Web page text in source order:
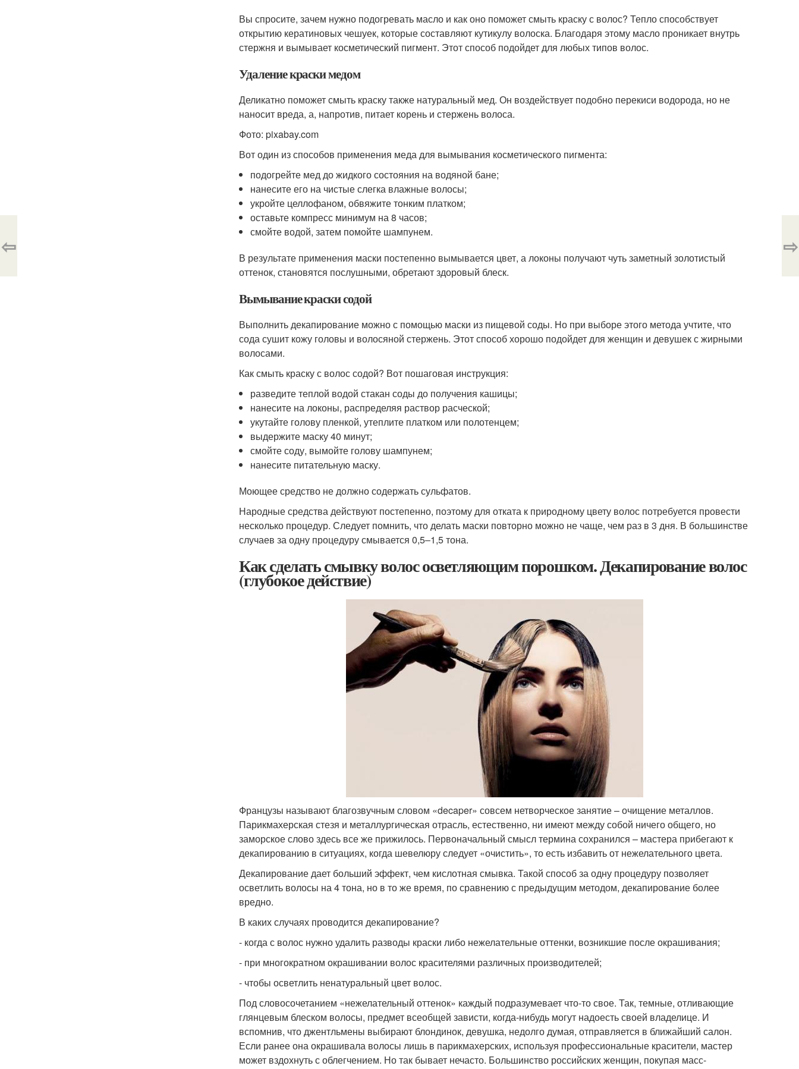
Вы спросите, зачем нужно подогревать масло и как оно поможет смыть краску с волос? Тепло способствует
открытию кератиновых чешуек, которые составляют кутикулу волоска. Благодаря этому масло проникает внутрь
стержня и вымывает косметический пигмент. Этот способ подойдет для любых типов волос.
Удаление краски медом
Деликатно поможет смыть краску также натуральный мед. Он воздействует подобно перекиси водорода, но не
наносит вреда, а, напротив, питает корень и стержень волоса.
Фото: pixabay.com
Вот один из способов применения меда для вымывания косметического пигмента:
подогрейте мед до жидкого состояния на водяной бане;
нанесите его на чистые слегка влажные волосы;
укройте целлофаном, обвяжите тонким платком;
оставьте компресс минимум на 8 часов;
смойте водой, затем помойте шампунем.
В результате применения маски постепенно вымывается цвет, а локоны получают чуть заметный золотистый
оттенок, становятся послушными, обретают здоровый блеск.
Вымывание краски содой
Выполнить декапирование можно с помощью маски из пищевой соды. Но при выборе этого метода учтите, что
сода сушит кожу головы и волосяной стержень. Этот способ хорошо подойдет для женщин и девушек с жирными
волосами.
Как смыть краску с волос содой? Вот пошаговая инструкция:
разведите теплой водой стакан соды до получения кашицы;
нанесите на локоны, распределяя раствор расческой;
укутайте голову пленкой, утеплите платком или полотенцем;
выдержите маску 40 минут;
смойте соду, вымойте голову шампунем;
нанесите питательную маску.
Моющее средство не должно содержать сульфатов.
Народные средства действуют постепенно, поэтому для отката к природному цвету волос потребуется провести
несколько процедур. Следует помнить, что делать маски повторно можно не чаще, чем раз в 3 дня. В большинстве
случаев за одну процедуру смывается 0,5‒1,5 тона.
Как сделать смывку волос осветляющим порошком. Декапирование волос
(глубокое действие)
Французы называют благозвучным словом «decaper» совсем нетворческое занятие – очищение металлов.
Парикмахерская стезя и металлургическая отрасль, естественно, ни имеют между собой ничего общего, но
заморское слово здесь все же прижилось. Первоначальный смысл термина сохранился – мастера прибегают к
декапированию в ситуациях, когда шевелюру следует «очистить», то есть избавить от нежелательного цвета.
Декапирование дает больший эффект, чем кислотная смывка. Такой способ за одну процедуру позволяет
осветлить волосы на 4 тона, но в то же время, по сравнению с предыдущим методом, декапирование более
вредно.
В каких случаях проводится декапирование?
- когда с волос нужно удалить разводы краски либо нежелательные оттенки, возникшие после окрашивания;
- при многократном окрашивании волос красителями различных производителей;
- чтобы осветлить ненатуральный цвет волос.
Под словосочетанием «нежелательный оттенок» каждый подразумевает что-то свое. Так, темные, отливающие
глянцевым блеском волосы, предмет всеобщей зависти, когда-нибудь могут надоесть своей владелице. И
вспомнив, что джентльмены выбирают блондинок, девушка, недолго думая, отправляется в ближайший салон.
Если ранее она окрашивала волосы лишь в парикмахерских, используя профессиональные красители, мастер
может вздохнуть с облегчением. Но так бывает нечасто. Большинство российских женщин, покупая масс-
⇦ ⇨